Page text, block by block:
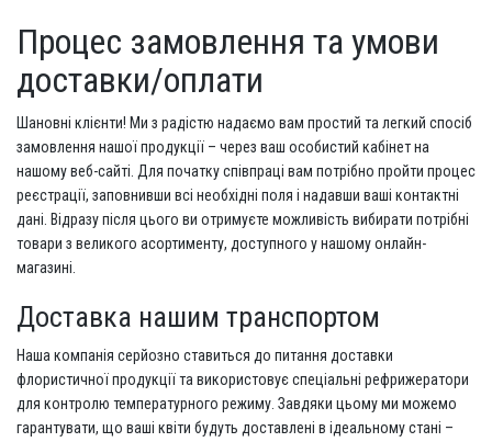
Процес замовлення та умови
доставки/оплати
Шановні клієнти! Ми з радістю надаємо вам простий та легкий спосіб
замовлення нашої продукції – через ваш особистий кабінет на
нашому веб-сайті. Для початку співпраці вам потрібно пройти процес
реєстрації, заповнивши всі необхідні поля і надавши ваші контактні
дані. Відразу після цього ви отримуєте можливість вибирати потрібні
товари з великого асортименту, доступного у нашому онлайн-
магазині.
Доставка нашим транспортом
Наша компанія серйозно ставиться до питання доставки
флористичної продукції та використовує спеціальні рефрижератори
для контролю температурного режиму. Завдяки цьому ми можемо
гарантувати, що ваші квіти будуть доставлені в ідеальному стані –